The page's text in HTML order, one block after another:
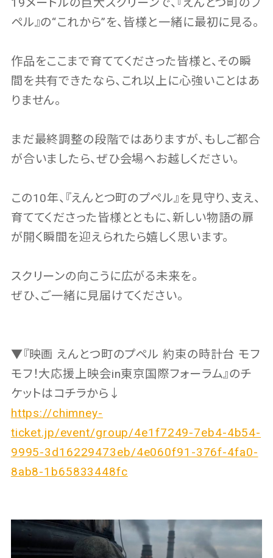
19メートルの巨大スクリーンで、『えんとつ町のプ
ペル』の“これから”を、皆様と一緒に最初に見る。
作品をここまで育ててくださった皆様と、その瞬
間を共有できたなら、これ以上に心強いことはあ
りません。
まだ最終調整の段階ではありますが、もしご都合
が合いましたら、ぜひ会場へお越しください。
この10年、『えんとつ町のプペル』を見守り、支え、
育ててくださった皆様とともに、新しい物語の扉
が開く瞬間を迎えられたら嬉しく思います。
スクリーンの向こうに広がる未来を。
ぜひ、ご一緒に見届けてください。
▼『映画 えんとつ町のプペル 約束の時計台 モフ
モフ！大応援上映会in東京国際フォーラム』のチ
ケットはコチラから↓
https://chimney-
ticket.jp/event/group/4e1f7249-7eb4-4b54-
9995-3d16229473eb/4e060f91-376f-4fa0-
8ab8-1b65833448fc